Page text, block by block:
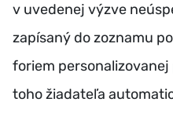
v uvedenej výzve
zapísaný do zoznamu
foriem
toho žiadateľa